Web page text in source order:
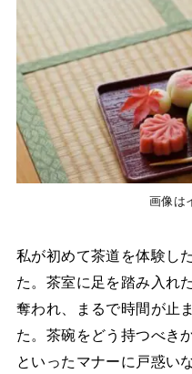
画像は
私が初めて茶道を体験し
た。茶室に足を踏み入れ
奪われ、まるで時間が止
た。茶碗をどう持つべき
といったマナーに戸惑い